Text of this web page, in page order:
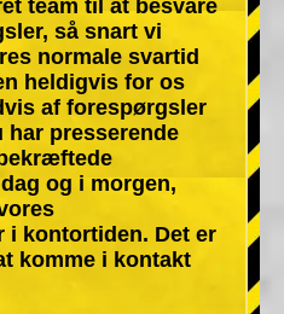
team til at besvare
så snart vi
normale svartid
heldigvis for os
af forespørgsler
har presserende
og i morgen,
i kontortiden. Det er
komme i kontakt